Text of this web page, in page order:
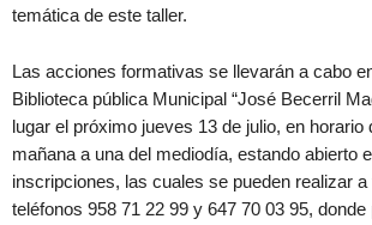
temática de este taller.
Las acciones formativas se llevarán a cabo
Biblioteca pública Municipal “José Becerril
lugar el próximo jueves 13 de julio, en horario
mañana a una del mediodía, estando abierto
inscripciones, las cuales se pueden realizar
teléfonos 958 71 22 99 y 647 70 03 95,